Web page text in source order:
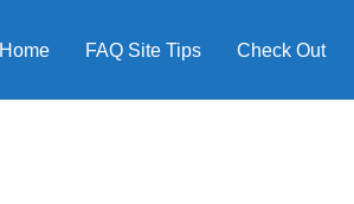
Home FAQ Site Tips Check Out